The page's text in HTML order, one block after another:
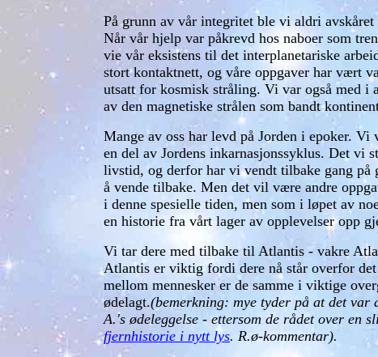
På grunn av vår integritet ble vi aldri
Når vår hjelp var påkrevd hos naboer som
vie vår eksistens til det interplanetariske
stort kontaktnett, og våre oppgaver har vært
utsatt for kosmisk stråling. Vi var også med i
av den magnetiske strålen som bandt
Mange av oss har levd på Jorden i epoker.
en del av Jordens inkarnasjonssyklus. Det vi
livstid, og derfor har vi vendt tilbake gang på
å vende tilbake. Men det vil være andre
i denne spesielle tiden, men som i løpet av
en historie fra vårt lager av opplevelser opp
Vi tar dere med tilbake til Atlantis - vakre
Atlantis er viktig fordi dere nå står overfor det
mellom mennesker er de samme i viktige
ødelagt.(bemerkning: mye tyder på at det var
A.'s ødeleggelse - ettersom de rådet over en
fjernhistorie i nytt lys. R.ø-kommentar).